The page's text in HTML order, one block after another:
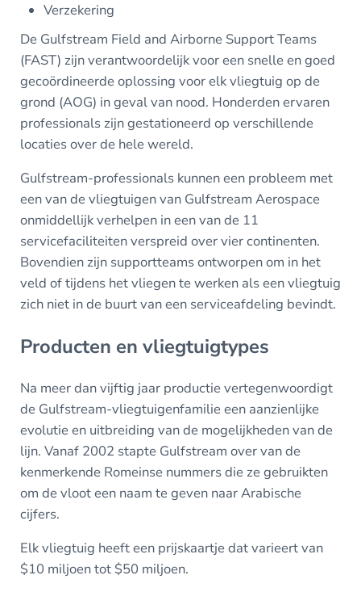
Verzekering
De Gulfstream Field and Airborne Support Teams
(FAST) zijn verantwoordelijk voor een snelle en goed
gecoördineerde oplossing voor elk vliegtuig op de
grond (AOG) in geval van nood. Honderden ervaren
professionals zijn gestationeerd op verschillende
locaties over de hele wereld.
Gulfstream-professionals kunnen een probleem met
een van de vliegtuigen van Gulfstream Aerospace
onmiddellijk verhelpen in een van de 11
servicefaciliteiten verspreid over vier continenten.
Bovendien zijn supportteams ontworpen om in het
veld of tijdens het vliegen te werken als een vliegtuig
zich niet in de buurt van een serviceafdeling bevindt.
Producten en vliegtuigtypes
Na meer dan vijftig jaar productie vertegenwoordigt
de Gulfstream-vliegtuigenfamilie een aanzienlijke
evolutie en uitbreiding van de mogelijkheden van de
lijn. Vanaf 2002 stapte Gulfstream over van de
kenmerkende Romeinse nummers die ze gebruikten
om de vloot een naam te geven naar Arabische
cijfers.
Elk vliegtuig heeft een prijskaartje dat varieert van
$10 miljoen tot $50 miljoen.